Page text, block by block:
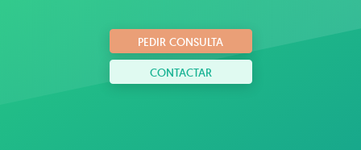
PEDIR CONSULTA
CONTACTAR